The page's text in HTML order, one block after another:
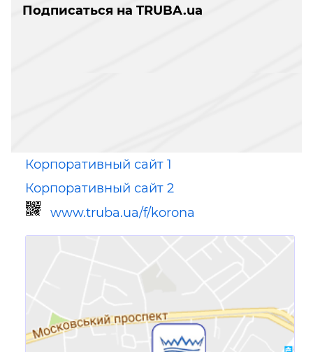
Подписаться на TRUBA.ua
Корпоративный сайт 1
Корпоративный сайт 2
www.truba.ua/f/korona
Ссылка для мобильных устройств